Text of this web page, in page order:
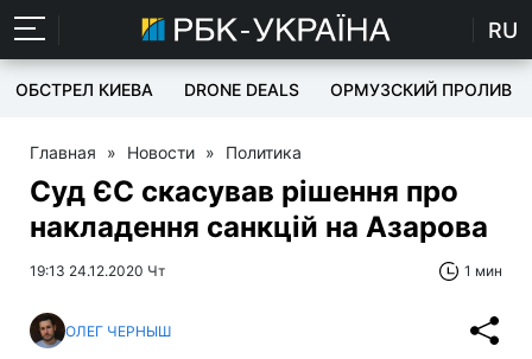
RU
ОБСТРЕЛ КИЕВА DRONE DEALS ОРМУЗСКИЙ ПРОЛИВ
Главная » Новости » Политика
Суд ЄС скасував рішення про
накладення санкцій на Азарова
19:13 24.12.2020 Чт 1 мин
ОЛЕГ ЧЕРНЫШ